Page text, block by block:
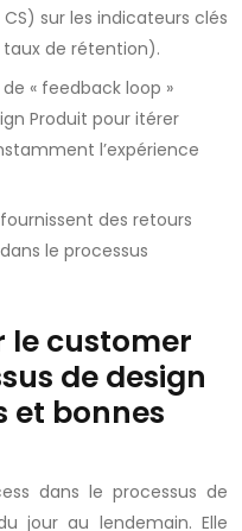
sur les indicateurs clés
taux de rétention).
« feedback loop »
Produit pour itérer
l’expérience
des retours
le processus
le customer
de design
et bonnes
dans le processus de
jour au lendemain. Elle